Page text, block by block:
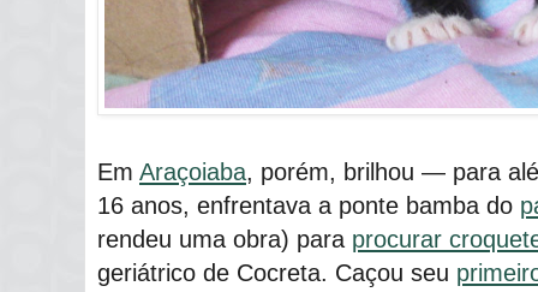
Em Araçoiaba, porém, brilhou ― para
16 anos, enfrentava a ponte bamba do
rendeu uma obra) para procurar
geriátrico de Cocreta. Caçou seu